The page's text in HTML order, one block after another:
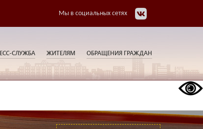
Мы в социальных сетях
СЛУЖБА ЖИТЕЛЯМ ОБРАЩЕНИЯ ГРАЖДАН